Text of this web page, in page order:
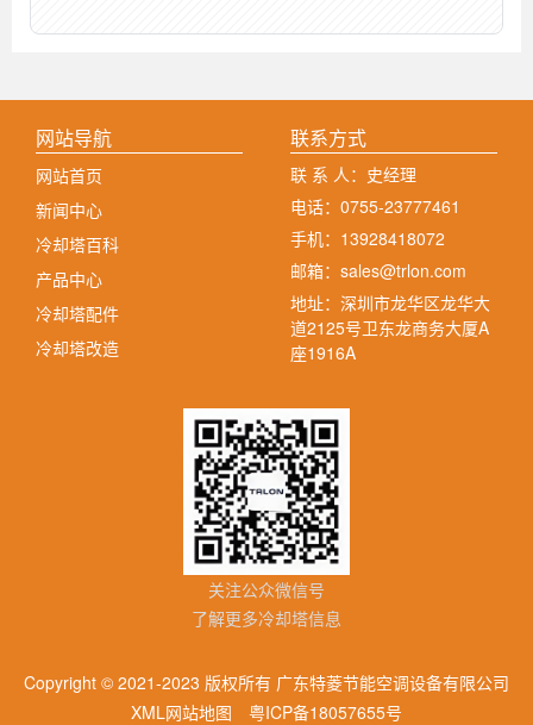
网站导航
网站首页
新闻中心
冷却塔百科
产品中心
冷却塔配件
冷却塔改造
联系方式
联 系 人：史经理
电话：0755-23777461
手机：13928418072
邮箱：sales@trlon.com
地址：深圳市龙华区龙华大
道2125号卫东龙商务大厦A
座1916A
关注公众微信号
了解更多冷却塔信息
Copyright © 2021-2023 版权所有 广东特菱节能空调设备有限公司
XML网站地图
粤ICP备18057655号